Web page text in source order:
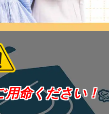
用命ください！